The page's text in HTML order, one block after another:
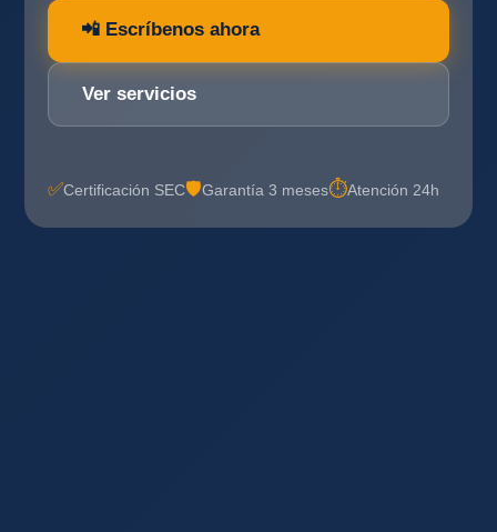
📲 Escríbenos ahora
Ver servicios
✅Certificación SEC🛡️Garantía 3 meses⏱️Atención 24h